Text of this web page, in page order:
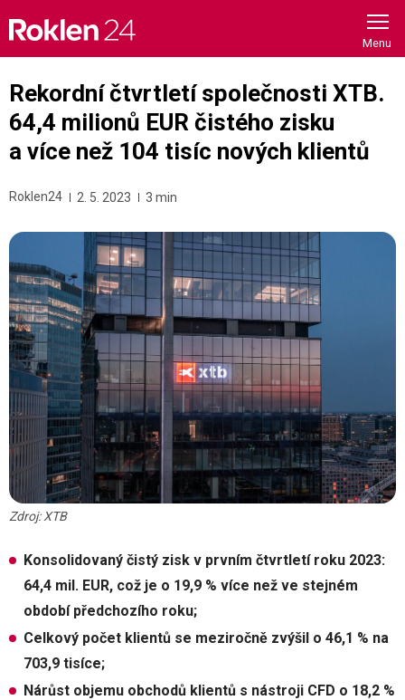
content
Rekordní čtvrtletí společnosti XTB.
64,4 milionů EUR čistého zisku
a více než 104 tisíc nových klientů
Roklen24 2. 5. 2023 3 min
Zdroj: XTB
Konsolidovaný čistý zisk v prvním čtvrtletí roku 2023:
64,4 mil. EUR, což je o 19,9 % více než ve stejném
období předchozího roku;
Celkový počet klientů se meziročně zvýšil o 46,1 % na
703,9 tisíce;
Nárůst objemu obchodů klientů s nástroji CFD o 18,2 %